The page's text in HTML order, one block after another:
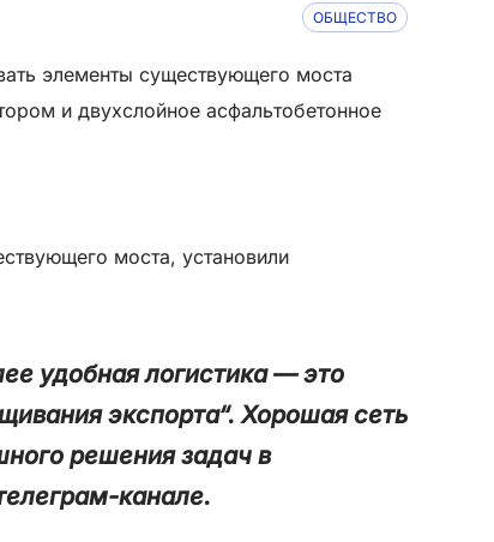
ОБЩЕСТВО
элементы существующего моста
и двухслойное асфальтобетонное
моста, установили
удобная логистика — это
экспорта“. Хорошая сеть
решения задач в
канале.